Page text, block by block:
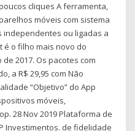
cliques A ferramenta,
móveis com sistema
independentes ou ligadas a
é o filho mais novo do
2017. Os pacotes com
a R$ 29,95 com Não
“Objetivo” do App
móveis,
28 Nov 2019 Plataforma de
Investimentos. de fidelidade